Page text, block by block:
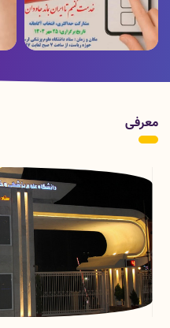
پوستر زمان برگزاری انتخابات
معرفی